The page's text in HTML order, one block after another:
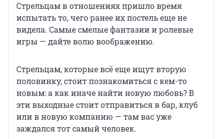
Стрельцам в отношениях пришло время
испытать то, чего ранее их постель еще не
видела. Самые смелые фантазии и ролевые
игры — дайте волю воображению.
Стрельцам, которые всё еще ищут вторую
половинку, стоит познакомиться с кем-то
новым: а как иначе найти новую любовь? В
эти выходные стоит отправиться в бар, клуб
или в новую компанию — там вас уже
заждался тот самый человек.